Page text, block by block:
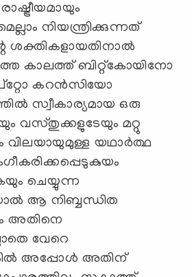
നിയന്ത്രിക്കുന്നത്
ശക്തികളായതിനാൽ
കാലത്ത് ബിറ്റ്കോയിനോ
കറൻസിയോ
സ്വീകാര്യമായ ഒരു
വസ്തുക്കളുടേയും മറ്റു
യഥാർത്ഥ
ചെയ്യുന്ന
ആ നിബ്ബന്ധിത
അതിനെ
വേറെ
അപ്പോൾ അതിന്